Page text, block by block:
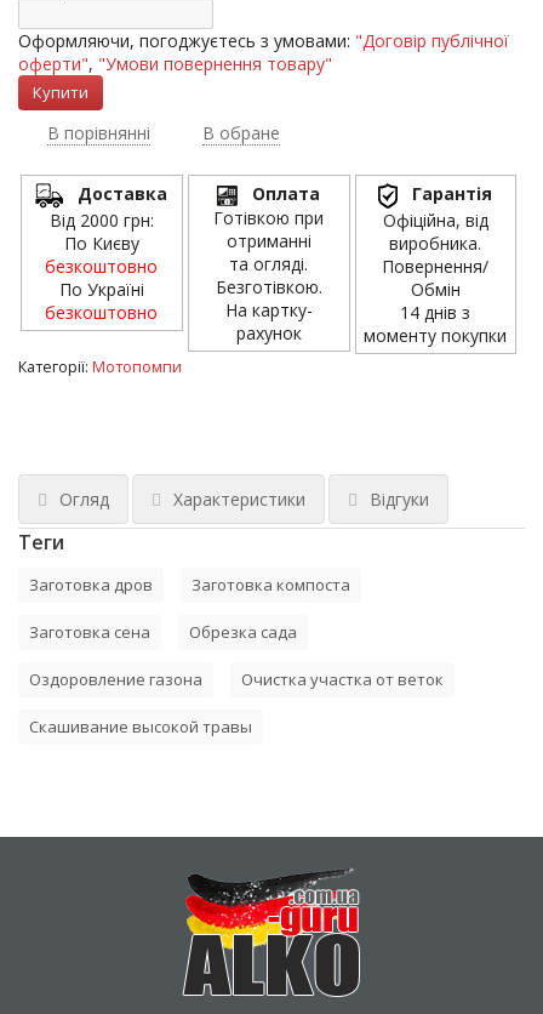
Оформляючи, погоджуєтесь з умовами: "Договір публічної
оферти", "Умови повернення товару"
В порівнянні В обране
Доставка
Від 2000 грн:
По Києву
безкоштовно
По Україні
безкоштовно
Оплата
Готівкою при
отриманні
та огляді.
Безготівкою.
На картку-
рахунок
Гарантія
Офіційна, від
виробника.
Повернення/
Обмін
14 днів з
моменту покупки
Категорії: Мотопомпи
Огляд Характеристики Відгуки
Теги
Заготовка дров Заготовка компоста
Заготовка сена Обрезка сада
Оздоровление газона Очистка участка от веток
Скашивание высокой травы